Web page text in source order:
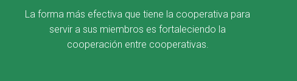
La forma más efectiva que tiene la cooperativa para
servir a sus miembros es fortaleciendo la
cooperación entre cooperativas.